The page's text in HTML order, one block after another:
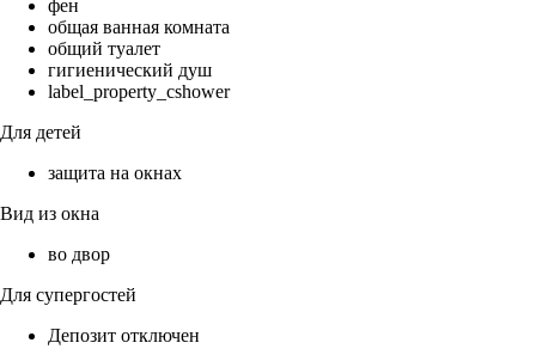
фен
общая ванная комната
общий туалет
гигиенический душ
label_property_cshower
Для детей
защита на окнах
Вид из окна
во двор
Для супергостей
Депозит отключен